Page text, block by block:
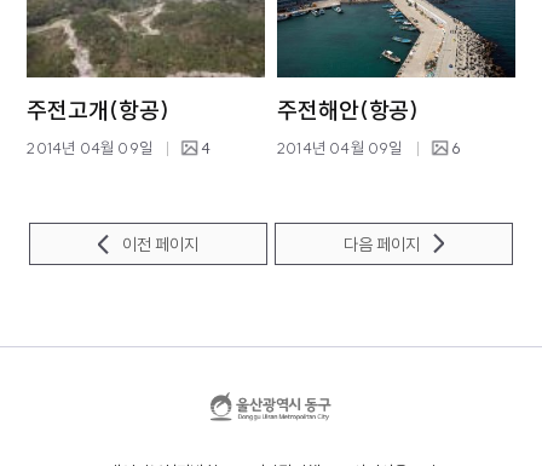
주전고개(항공)
2014년 04월 09일 4
주전해안(항공)
2014년 04월 09일 6
이전 페이지 다음 페이지